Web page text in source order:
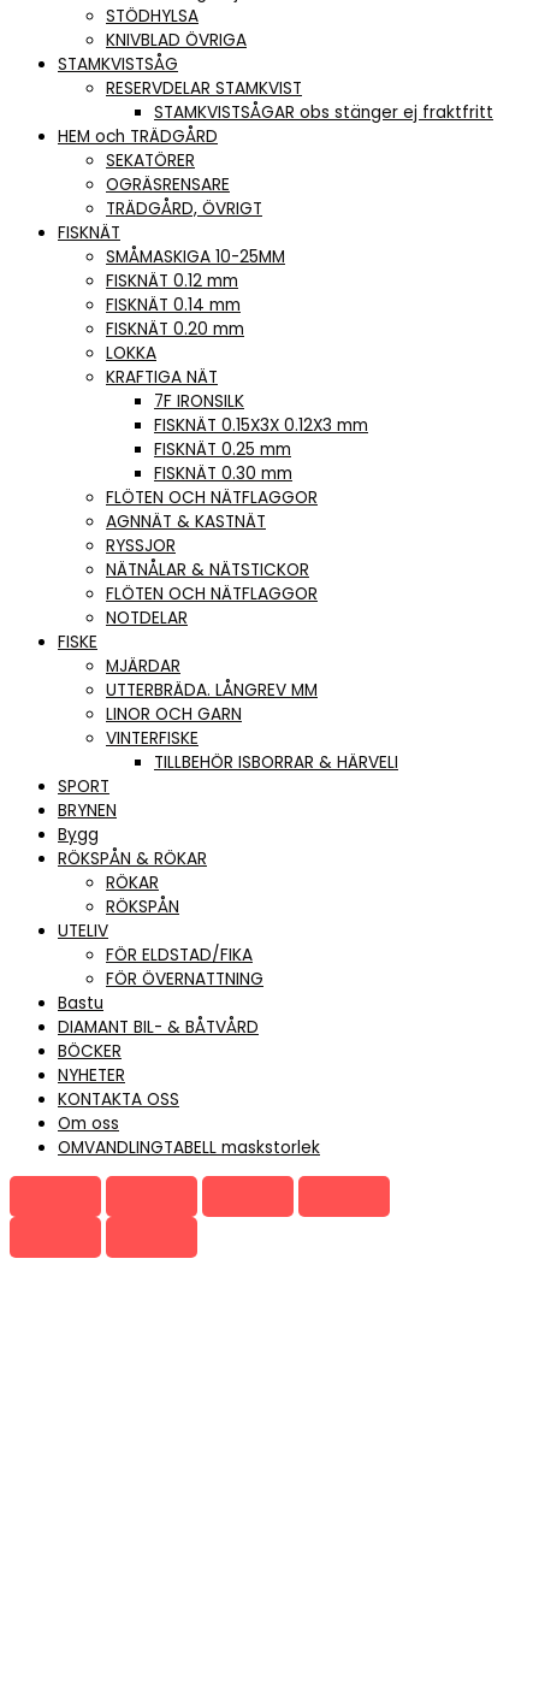
STÖDHYLSA
KNIVBLAD ÖVRIGA
STAMKVISTSÅG
RESERVDELAR STAMKVIST
STAMKVISTSÅGAR obs stänger ej fraktfritt
HEM och TRÄDGÅRD
SEKATÖRER
OGRÄSRENSARE
TRÄDGÅRD, ÖVRIGT
FISKNÄT
SMÅMASKIGA 10-25MM
FISKNÄT 0.12 mm
FISKNÄT 0.14 mm
FISKNÄT 0.20 mm
LOKKA
KRAFTIGA NÄT
7F IRONSILK
FISKNÄT 0.15X3X 0.12X3 mm
FISKNÄT 0.25 mm
FISKNÄT 0.30 mm
FLÖTEN OCH NÄTFLAGGOR
AGNNÄT & KASTNÄT
RYSSJOR
NÄTNÅLAR & NÄTSTICKOR
FLÖTEN OCH NÄTFLAGGOR
NOTDELAR
FISKE
MJÄRDAR
UTTERBRÄDA. LÅNGREV MM
LINOR OCH GARN
VINTERFISKE
TILLBEHÖR ISBORRAR & HÄRVELI
SPORT
BRYNEN
Bygg
RÖKSPÅN & RÖKAR
RÖKAR
RÖKSPÅN
UTELIV
FÖR ELDSTAD/FIKA
FÖR ÖVERNATTNING
Bastu
DIAMANT BIL- & BÅTVÅRD
BÖCKER
NYHETER
KONTAKTA OSS
Om oss
OMVANDLINGTABELL maskstorlek